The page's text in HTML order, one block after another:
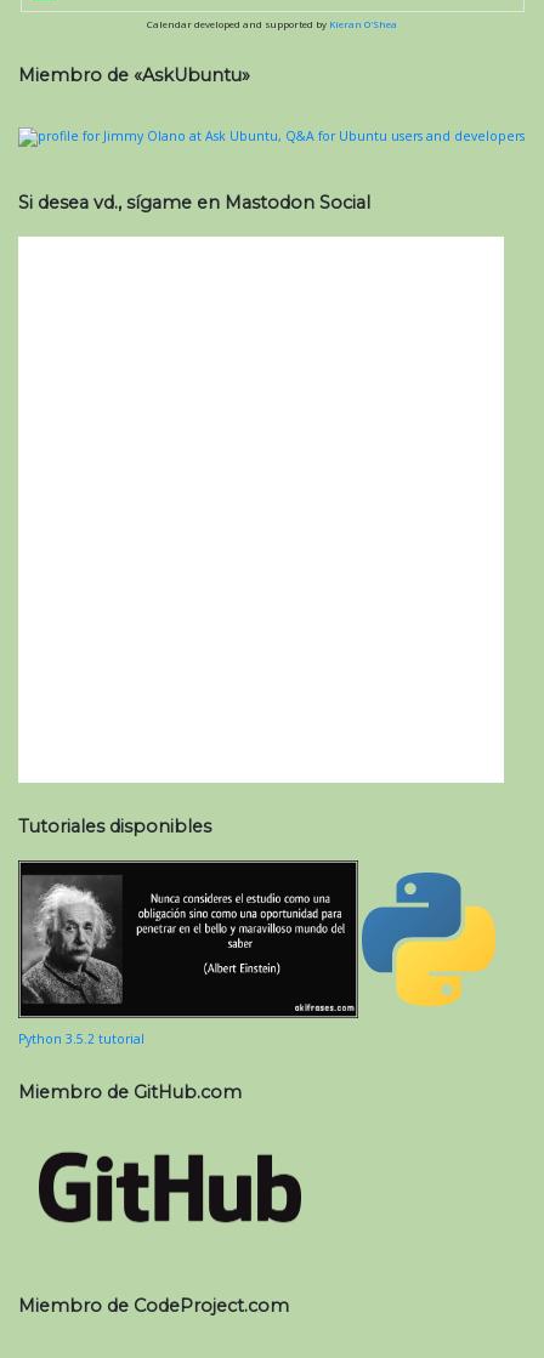
Calendar developed and supported by Kieran O'Shea
Miembro de «AskUbuntu»
Si desea vd., sígame en Mastodon Social
Tutoriales disponibles
Python 3.5.2 tutorial
Miembro de GitHub.com
Miembro de CodeProject.com